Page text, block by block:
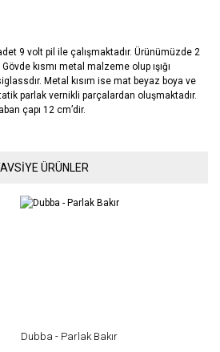
9 volt pil ile çalışmaktadır. Ürünümüzde 2
kısmı metal malzeme olup ışığı
Metal kısım ise mat beyaz boya ve
parlak vernikli parçalardan oluşmaktadır.
çapı 12 cm’dir.
ürün açıklamalarında ve diğer
noktaları öneri formunu kullanarak
ederiz.
alternatifler olmalı.
ÜRÜNLER
Dubba - Parlak Bakır